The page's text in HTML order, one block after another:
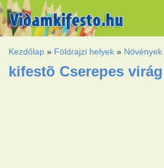
Kezdőlap » Földrajzi helyek » Növények
kifestõ Cserepes virág